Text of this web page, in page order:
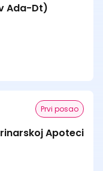
Ada-Dt)
Prvi posao
Apoteci